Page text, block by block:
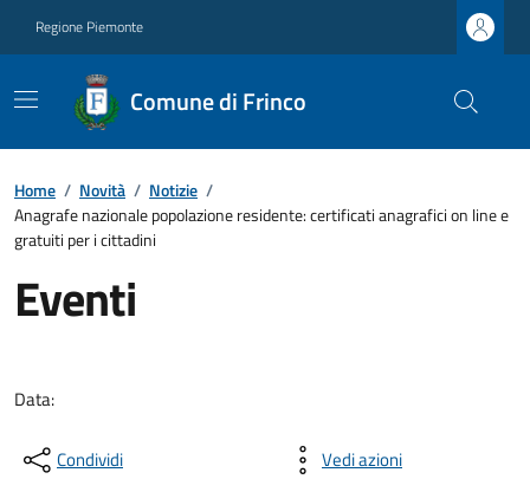
Regione Piemonte
Comune di Frinco
Home / Novità / Notizie /
Anagrafe nazionale popolazione residente: certificati anagrafici on line e
gratuiti per i cittadini
Eventi
Data:
Condividi Vedi azioni